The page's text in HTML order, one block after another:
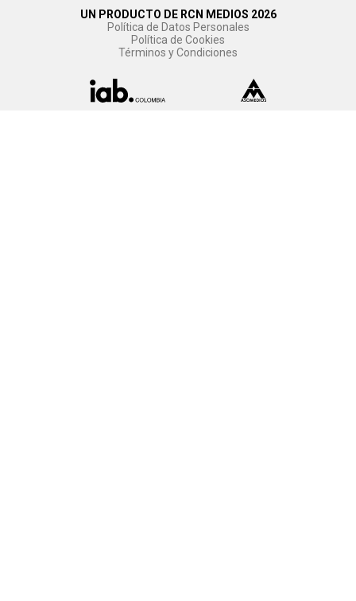
UN PRODUCTO DE RCN MEDIOS 2026
Política de Datos Personales
Política de Cookies
Términos y Condiciones